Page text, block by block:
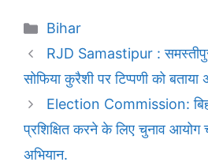
Categories
Bihar
RJD Samastipur :
सोफिया कुरैशी पर टिप्पणी को बताया
Election Commission:
प्रशिक्षित करने के लिए चुनाव आयोग
अभियान.